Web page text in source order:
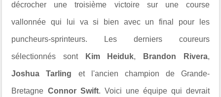
décrocher une troisième victoire sur une course
vallonnée qui lui va si bien avec un final pour les
puncheurs-sprinteurs. Les derniers coureurs
sélectionnés sont Kim Heiduk, Brandon Rivera,
Joshua Tarling et l'ancien champion de Grande-
Bretagne Connor Swift. Voici une équipe qui devrait